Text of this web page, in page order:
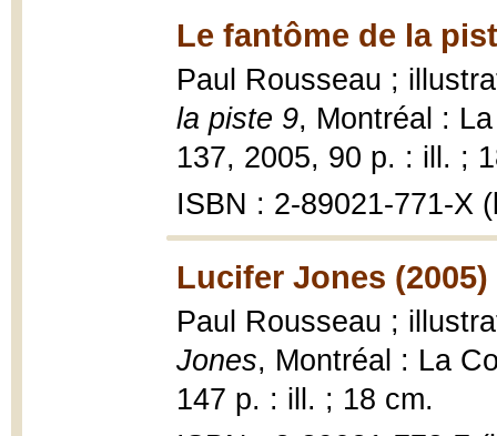
Le fantôme de la
Paul Rousseau ;
la piste 9, Montréal :
137, 2005, 90 p. : ill. ;
ISBN : 2-89021-771-X
Lucifer Jones (2005)
Paul Rousseau ;
Jones, Montréal : La
147 p. : ill. ; 18 cm.